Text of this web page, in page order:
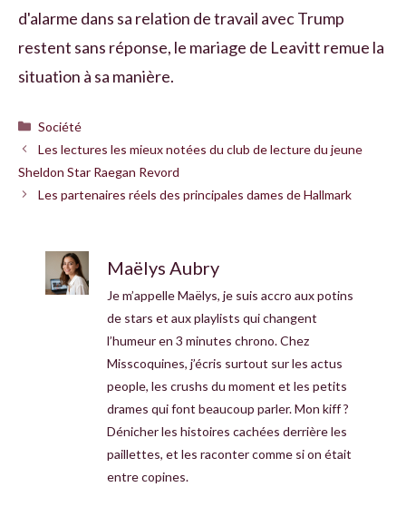
d'alarme dans sa relation de travail avec Trump
restent sans réponse, le mariage de Leavitt remue la
situation à sa manière.
Catégories
Société
Les lectures les mieux notées du club de lecture du jeune
Sheldon Star Raegan Revord
Les partenaires réels des principales dames de Hallmark
Maëlys Aubry
Je m’appelle Maëlys, je suis accro aux potins
de stars et aux playlists qui changent
l’humeur en 3 minutes chrono. Chez
Misscoquines, j’écris surtout sur les actus
people, les crushs du moment et les petits
drames qui font beaucoup parler. Mon kiff ?
Dénicher les histoires cachées derrière les
paillettes, et les raconter comme si on était
entre copines.